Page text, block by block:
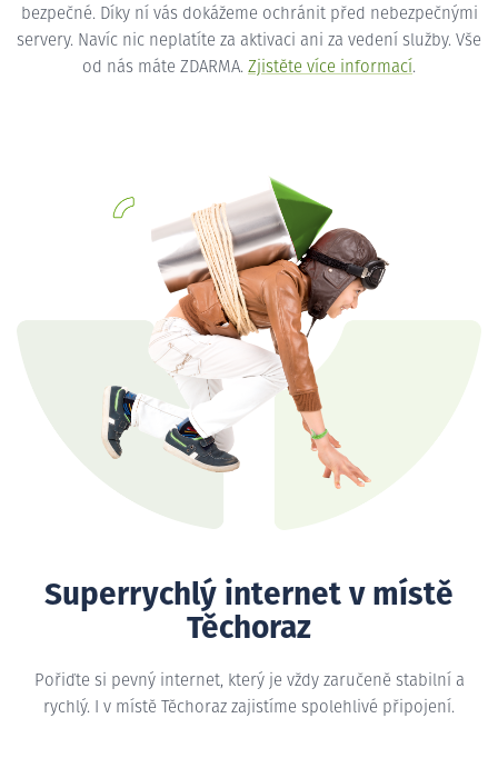
bezpečné. Díky ní vás dokážeme ochránit před nebezpečnými
servery. Navíc nic neplatíte za aktivaci ani za vedení služby. Vše
od nás máte ZDARMA. Zjistěte více informací.
Superrychlý internet v místě
Těchoraz
Pořiďte si pevný internet, který je vždy zaručeně stabilní a
rychlý. I v místě Těchoraz zajistíme spolehlivé připojení.